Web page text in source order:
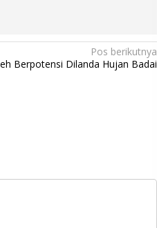
Pos berikutnya
Berpotensi Dilanda Hujan Badai